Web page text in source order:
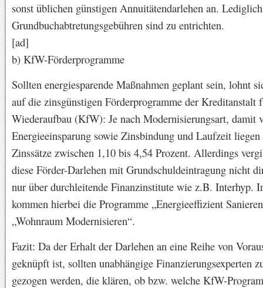
sonst üblichen günstigen Annuitätendarlehen an.
Grundbuchabtretungsgebühren sind zu entrichten.
[ad]
b) KfW-Förderprogramme
Sollten energiesparende Maßnahmen geplant sein, lohnt
auf die zinsgünstigen Förderprogramme der Kreditanstalt
Wiederaufbau (KfW): Je nach Modernisierungsart, damit
Energieeinsparung sowie Zinsbindung und Laufzeit
Zinssätze zwischen 1,10 bis 4,54 Prozent. Allerdings
diese Förder-Darlehen mit Grundschuldeintragung nicht
nur über durchleitende Finanzinstitute wie z.B. Interhyp.
kommen hierbei die Programme „Energieeffizient
„Wohnraum Modernisieren“.
Fazit: Da der Erhalt der Darlehen an eine Reihe von
geknüpft ist, sollten unabhängige Finanzierungsexperten
gezogen werden, die klären, ob bzw. welche KfW-